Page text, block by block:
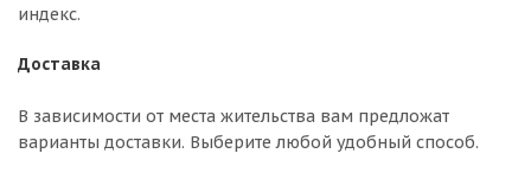
индекс.
Доставка
В зависимости от места жительства вам предложат
варианты доставки. Выберите любой удобный способ.